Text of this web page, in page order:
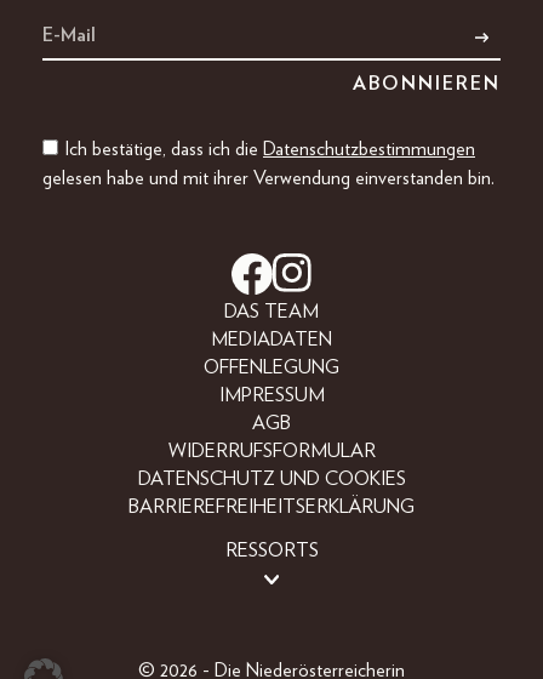
Ich bestätige, dass ich die Datenschutzbestimmungen
gelesen habe und mit ihrer Verwendung einverstanden bin.
DAS TEAM
MEDIADATEN
OFFENLEGUNG
IMPRESSUM
AGB
WIDERRUFSFORMULAR
DATENSCHUTZ UND COOKIES
BARRIEREFREIHEITSERKLÄRUNG
RESSORTS
© 2026 - Die Niederösterreicherin